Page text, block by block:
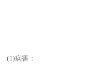
(1)病害：